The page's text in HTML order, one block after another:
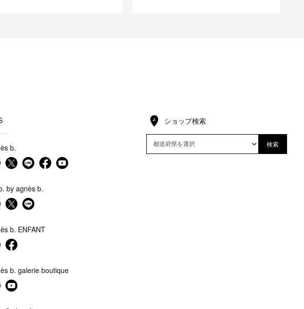
b.
by agnès b.
b. ENFANT
b. galerie boutique
ショップ検索
検索